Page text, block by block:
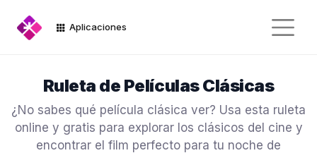
Aplicaciones
Ruleta de Películas Clásicas
¿No sabes qué película clásica ver? Usa esta ruleta
online y gratis para explorar los clásicos del cine y
encontrar el film perfecto para tu noche de